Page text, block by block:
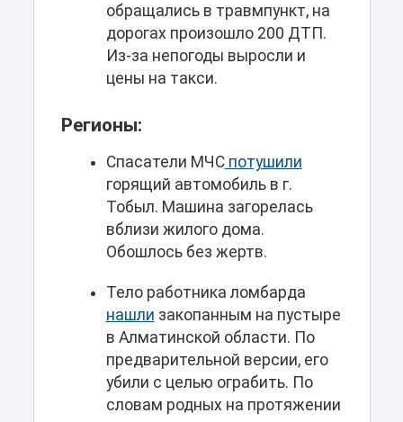
обращались в травмпункт, на
дорогах произошло 200 ДТП.
Из-за непогоды выросли и
цены на такси.
Регионы:
Спасатели МЧСпотушили
горящий автомобиль в г.
Тобыл. Машина загорелась
вблизи жилого дома.
Обошлось без жертв.
Тело работника ломбарда
нашли закопанным на пустыре
в Алматинской области. По
предварительной версии, его
убили с целью ограбить. По
словам родных на протяжении